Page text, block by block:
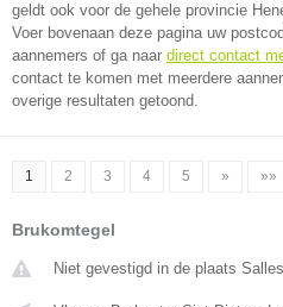
geldt ook voor de gehele provincie
Voer bovenaan deze pagina uw
aannemers of ga naar direct contact
contact te komen met meerdere
overige resultaten getoond.
1 2 3 4 5 » »»
Brukomtegel
Niet gevestigd in de plaats